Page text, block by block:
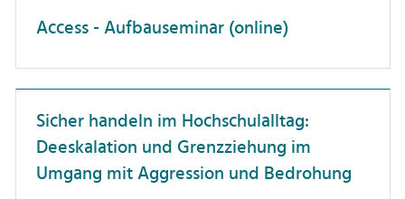
Professor:innen
Wissenschaftler:innen
Dienstreisen
Förderlandschaft
Führung
Gesundheit
Unterweisung
Access - Aufbauseminar (online)
Sicher handeln im Hochschulalltag:
Deeskalation und Grenzziehung im
Umgang mit Aggression und Bedrohung